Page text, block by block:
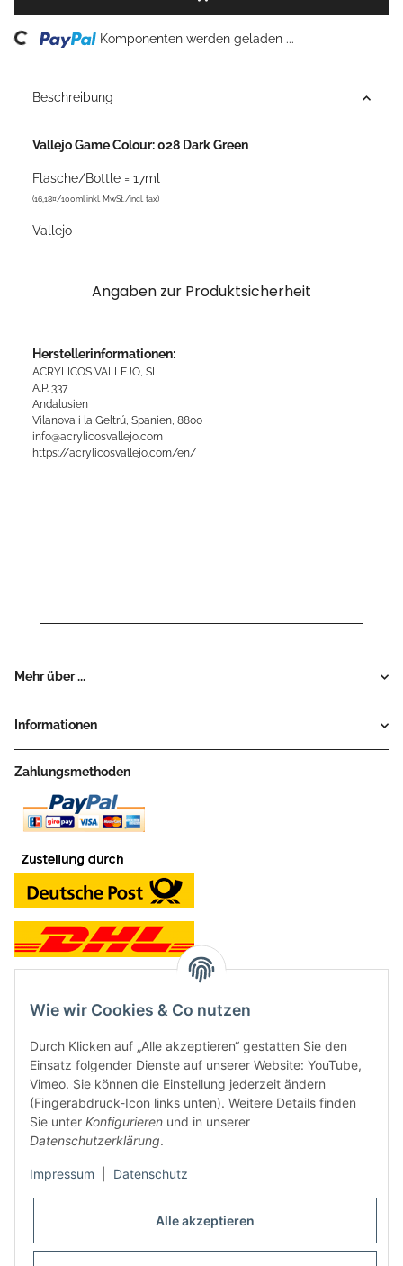
Loading... Komponenten werden geladen ...
Beschreibung
Vallejo Game Colour: 028 Dark Green
Flasche/Bottle = 17ml
(16,18¤/100ml inkl. MwSt./incl. tax)
Vallejo
Angaben zur Produktsicherheit
Herstellerinformationen:
ACRYLICOS VALLEJO, SL
A.P. 337
Andalusien
Vilanova i la Geltrú, Spanien, 8800
info@acrylicosvallejo.com
https://acrylicosvallejo.com/en/
Mehr über ...
Informationen
Zahlungsmethoden
Neben dem Onlineshop haben wir ein Ladengeschäft in Hütten:
Frontline Games
Färbereiweg 3A
24358 Hütten
Oder mit Terminvereinbarung
Wie wir Cookies & Co nutzen
Durch Klicken auf „Alle akzeptieren“ gestatten Sie den
Einsatz folgender Dienste auf unserer Website: YouTube,
Vimeo. Sie können die Einstellung jederzeit ändern
(Fingerabdruck-Icon links unten). Weitere Details finden
Sie unter Konfigurieren und in unserer
Datenschutzerklärung.
Impressum Datenschutz
Alle akzeptieren